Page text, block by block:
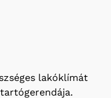
lakóklímát